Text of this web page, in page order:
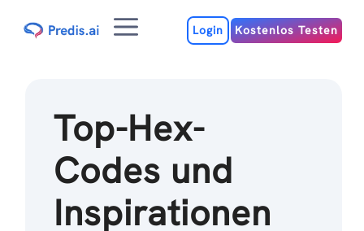
Inhalt
MenuLogin Kostenlos Testen
Top-Hex-
Codes und
Inspirationen